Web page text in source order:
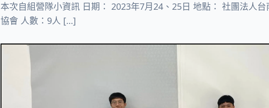
本次自組營隊小資訊 日期： 2023年7月24、25日 地點： 社團法人
協會 人數：9人 […]